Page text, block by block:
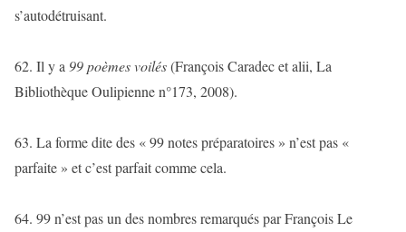
s’autodétruisant.
62. Il y a 99poèmes voilés(François Caradec et alii, La
Bibliothèque Oulipienne n°173, 2008).
63. La forme dite des « 99 notes préparatoires » n’est pas «
parfaite » et c’est parfait comme cela.
64. 99 n’est pas un des nombres remarqués par François Le